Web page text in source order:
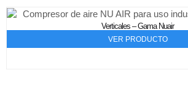
Verticales – Gama Nuair
VER PRODUCTO